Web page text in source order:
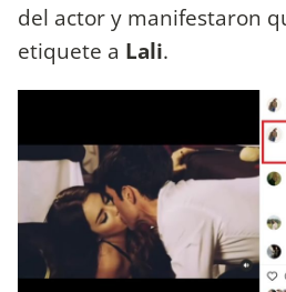
del actor y manifestaron
etiquete a Lali.